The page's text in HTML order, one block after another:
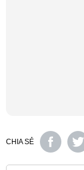
CHIA SẺ